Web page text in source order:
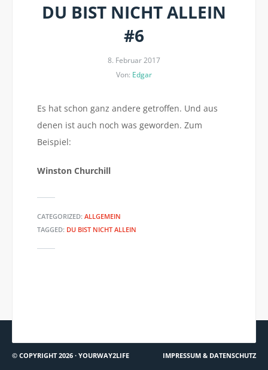
DU BIST NICHT ALLEIN
#6
8. Februar 2017
Von: Edgar
Es hat schon ganz andere getroffen. Und aus
denen ist auch noch was geworden. Zum
Beispiel:
Winston Churchill
CATEGORIZED: ALLGEMEIN
TAGGED: DU BIST NICHT ALLEIN
© COPYRIGHT 2026 · YOURWAY2LIFE IMPRESSUM & DATENSCHUTZ